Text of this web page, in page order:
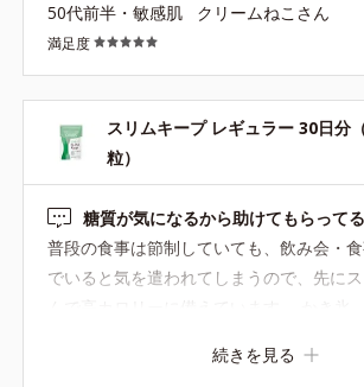
50代前半・敏感肌 クリームねこさん
満足度
スリムキープ レギュラー 30日分
粒）
糖質が気になるから助けてもらってる
普段の食事は節制していても、飲み会・
でいると気を遣われてしまうので、先に
んで高カロリーに備えています。 かき氷
助けてもらっています。
続きを見る